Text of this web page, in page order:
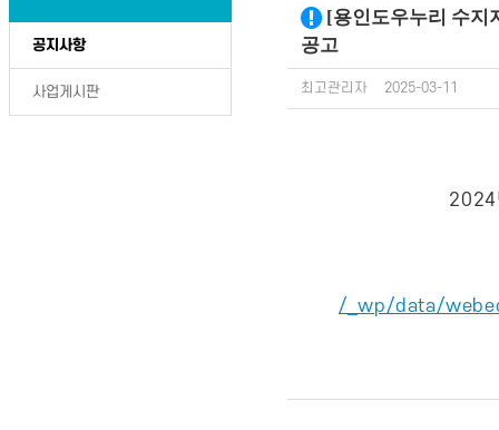
공지사항
사업게시판
[용인도우누리 수지
공고
최고관리자 2025-03-11
2024
/_wp/data/